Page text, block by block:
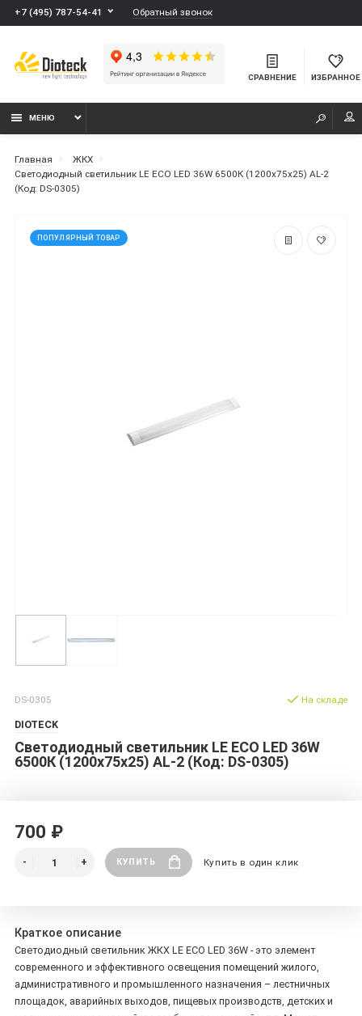
+7 (495) 787-54-41 Обратный звонок
СРАВНЕНИЕ ИЗБРАННОЕ
МЕНЮ
Главная
ЖКХ
Светодиодный светильник LE ECO LED 36W 6500К (1200x75x25) AL-2
(Код: DS-0305)
ПОПУЛЯРНЫЙ ТОВАР
DS-0305
DIOTECK
Светодиодный светильник LE ECO LED 36W
6500К (1200x75x25) AL-2 (Код: DS-0305)
На складе
700 ₽
КУПИТЬ Купить в один клик
Краткое описание
Светодиодный светильник ЖКХ LE ECO LED 36W - это элемент
современного и эффективного освещения помещений жилого,
административного и промышленного назначения – лестничных
площадок, аварийных выходов, пищевых производств, детских и